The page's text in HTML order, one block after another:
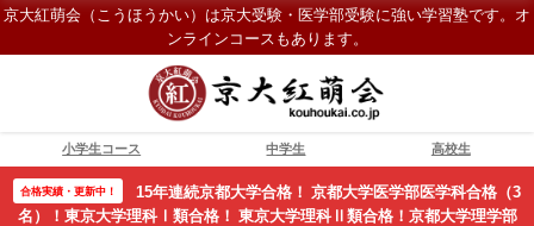
京大紅萌会（こうほうかい）は京大受験・医学部受験に強い学習塾です。オ
ンラインコースもあります。
小学生コース 中学生 高校生
合格実績・更新中！
15年連続京都大学合格！ 京都大学医学部医学科合格（3
名）！東京大学理科Ⅰ類合格！ 東京大学理科Ⅱ類合格！京都大学理学部